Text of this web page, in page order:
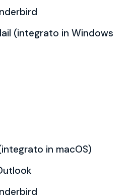
(integrato in Windows
in macOS)